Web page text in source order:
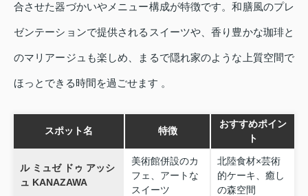
合させた器づかいやメニュー構成が特徴です。和膳風のプレ
ゼンテーションで提供されるスイーツや、香り豊かな珈琲と
のマリアージュも楽しめ、まるで隠れ家のような上質空間で
ほっとできる時間を過ごせます 。
スポット名 特徴
おすすめポイン
ト
ル ミュゼ ドゥ アッシ
ュ KANAZAWA
美術館併設のカ
フェ、アートな
スイーツ
北陸食材×芸術
的ケーキ、癒し
の森空間